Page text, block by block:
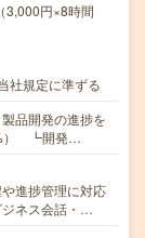
円×8時間
社規定に準ずる
品開発の進捗を
） ┗開発…
進捗管理に対応
ネス会話・…